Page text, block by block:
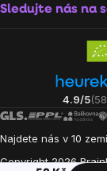
Sledujte nás na
4.9/5
Najdete nás v 10
Copyright2026